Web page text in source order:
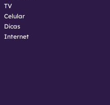
TV
Celular
Dicas
Internet